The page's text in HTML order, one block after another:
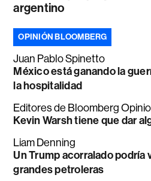
argentino
OPINIÓN BLOOMBERG
Juan Pablo Spinetto
México está ganando la
la hospitalidad
Editores de Bloomberg
Kevin Warsh tiene que dar
Liam Denning
Un Trump acorralado podría
grandes petroleras